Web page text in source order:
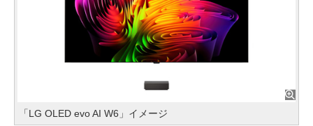
「LG OLED evo AI W6」イメージ